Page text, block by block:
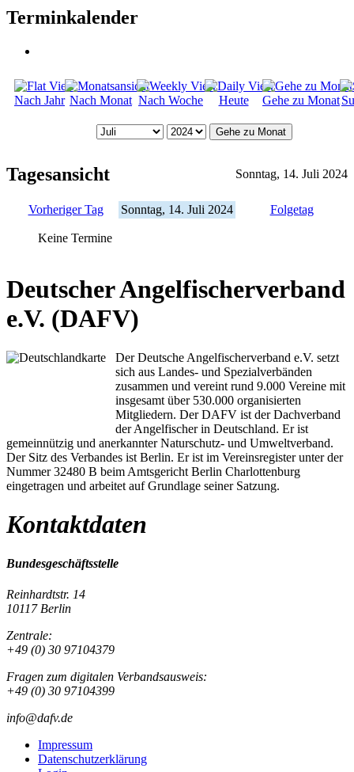
Terminkalender
Nach Jahr Nach Monat Nach Woche Heute Gehe zu Monat
Gehe zu Monat
Tagesansicht Sonntag, 14. Juli 2024
Vorheriger Tag Sonntag, 14. Juli 2024 Folgetag
Keine Termine
Deutscher Angelfischerverband
e.V. (DAFV)
Der Deutsche Angelfischerverband e.V. setzt
sich aus Landes- und Spezialverbänden
zusammen und vereint rund 9.000 Vereine mit
insgesamt über 530.000 organisierten
Mitgliedern. Der DAFV ist der Dachverband
der Angelfischer in Deutschland. Er ist
gemeinnützig und anerkannter Naturschutz- und Umweltverband.
Der Sitz des Verbandes ist Berlin. Er ist im Vereinsregister unter der
Nummer 32480 B beim Amtsgericht Berlin Charlottenburg
eingetragen und arbeitet auf Grundlage seiner Satzung.
Kontaktdaten
Bundesgeschäftsstelle
Reinhardtstr. 14
10117 Berlin
Zentrale:
+49 (0) 30 97104379
Fragen zum digitalen Verbandsausweis:
+49 (0) 30 97104399
info@dafv.de
Impressum
Datenschutzerklärung